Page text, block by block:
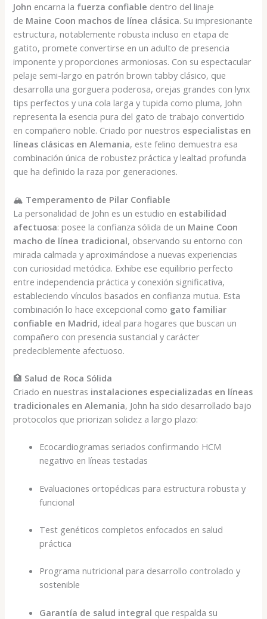
John encarna la fuerza confiable dentro del linaje
de Maine Coon machos de línea clásica. Su impresionante
estructura, notablemente robusta incluso en etapa de
gatito, promete convertirse en un adulto de presencia
imponente y proporciones armoniosas. Con su espectacular
pelaje semi-largo en patrón brown tabby clásico, que
desarrolla una gorguera poderosa, orejas grandes con lynx
tips perfectos y una cola larga y tupida como pluma, John
representa la esencia pura del gato de trabajo convertido
en compañero noble. Criado por nuestros especialistas en
líneas clásicas en Alemania, este felino demuestra esa
combinación única de robustez práctica y lealtad profunda
que ha definido la raza por generaciones.
🏔️ Temperamento de Pilar Confiable
La personalidad de John es un estudio en estabilidad
afectuosa: posee la confianza sólida de un Maine Coon
macho de línea tradicional, observando su entorno con
mirada calmada y aproximándose a nuevas experiencias
con curiosidad metódica. Exhibe ese equilibrio perfecto
entre independencia práctica y conexión significativa,
estableciendo vínculos basados en confianza mutua. Esta
combinación lo hace excepcional como gato familiar
confiable en Madrid, ideal para hogares que buscan un
compañero con presencia sustancial y carácter
predeciblemente afectuoso.
🏥 Salud de Roca Sólida
Criado en nuestras instalaciones especializadas en líneas
tradicionales en Alemania, John ha sido desarrollado bajo
protocolos que priorizan solidez a largo plazo:
Ecocardiogramas seriados confirmando HCM
negativo en líneas testadas
Evaluaciones ortopédicas para estructura robusta y
funcional
Test genéticos completos enfocados en salud
práctica
Programa nutricional para desarrollo controlado y
sostenible
Garantía de salud integral que respalda su